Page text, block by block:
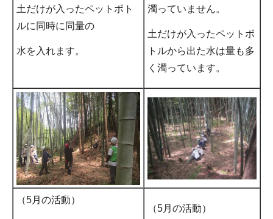
土だけが入ったペットボト
ルに同時に同量の
水を入れます。
濁っていません。
土だけが入ったペットボ
トルから出た水は量も多
く濁っています。
（5月の活動）
（5月の活動）